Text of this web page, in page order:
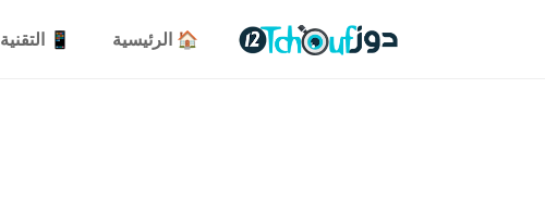
🏠 الرئيسية 📱 التقنية